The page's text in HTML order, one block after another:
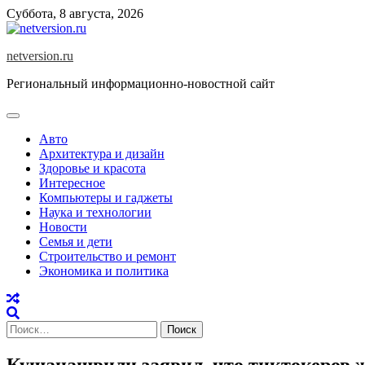
Skip
to
Суббота, 8 августа, 2026
netversion.ru
Региональный информационно-новостной сайт
Авто
Архитектура и дизайн
Здоровье и красота
Интересное
Компьютеры и гаджеты
Наука и технологии
Новости
Семья и дети
Строительство и ремонт
Экономика и политика
Найти: